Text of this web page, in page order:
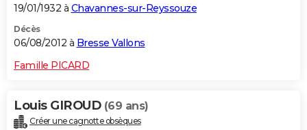
19/01/1932 à Chavannes-sur-Reyssouze
Décès
06/08/2012 à Bresse Vallons
Famille PICARD
Louis GIROUD (69 ans)
Créer une cagnotte obsèques